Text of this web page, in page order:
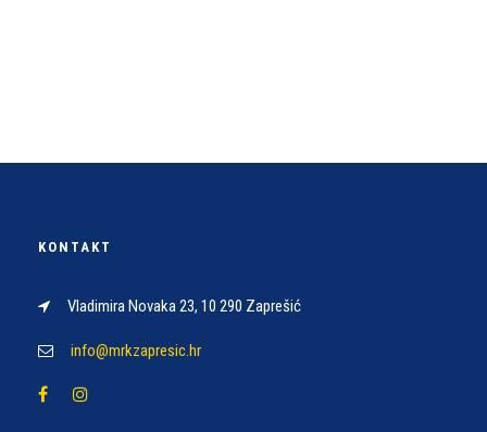
KONTAKT
Vladimira Novaka 23, 10 290 Zaprešić
info@mrkzapresic.hr